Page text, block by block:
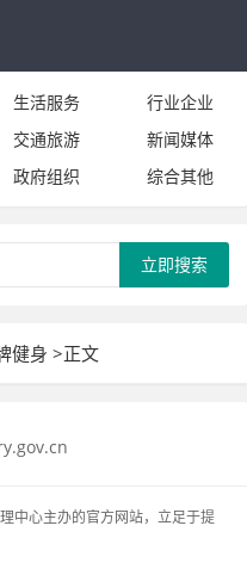
生活服务
行业企业
交通旅游
新闻媒体
政府组织 综合其他
立即搜索
健身 >正文
中心主办的官方网站，立足于提